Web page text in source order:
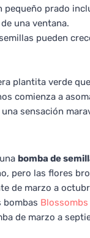
pequeño prado
una ventana.
pueden
plantita verde
comienza a
sensación
bomba de
pero las flores
de marzo a
bombas Blossombs
de marzo a